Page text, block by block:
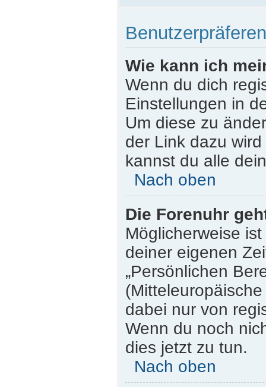
Wie kann ich
Wenn du dich
Einstellungen in
Um diese zu
der Link dazu
kannst du alle
Nach oben
Die Forenuhr
Möglicherweise
deiner eigenen
„Persönlichen
dabei nur von
Wenn du noch
dies jetzt zu tun.
Nach oben